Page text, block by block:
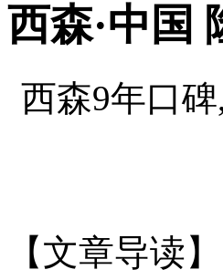
西森·中国
西森9年口
【文章导读